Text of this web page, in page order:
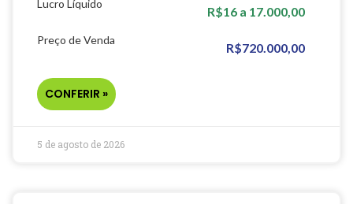
Lucro Líquido
R$16 a 17.000,00
Preço de Venda
R$720.000,00
CONFERIR »
5 de agosto de 2026